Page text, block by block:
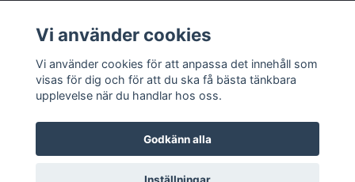
Sociala medier
© 2026 JockesgaragePowered by Quickbutik
Vi använder cookies
Vi använder cookies för att anpassa det innehåll som
visas för dig och för att du ska få bästa tänkbara
upplevelse när du handlar hos oss.
Godkänn alla